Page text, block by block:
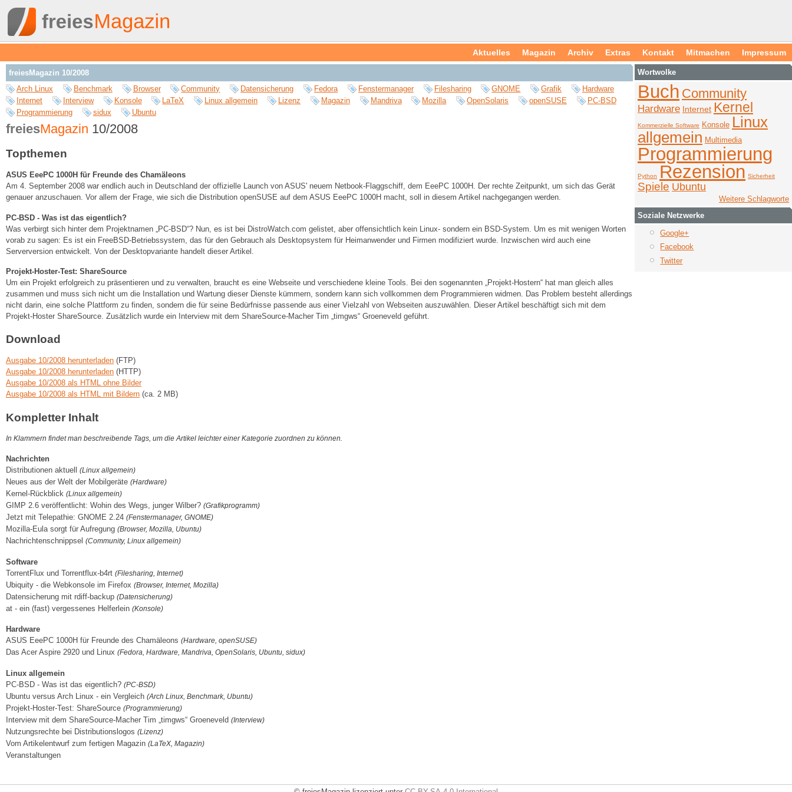
Aktuelles Magazin Archiv Extras Kontakt Mitmachen Impressum
freiesMagazin 10/2008
Arch Linux
Benchmark Browser Community Datensicherung Fedora Fenstermanager Filesharing GNOME Grafik
Hardware
Internet
Interview Konsole LaTeX Linux allgemein Lizenz Magazin Mandriva Mozilla OpenSolaris openSUSE
PC-BSD
Programmierung
sidux Ubuntu
freiesMagazin 10/2008
Topthemen
ASUS EeePC 1000H für Freunde des Chamäleons
Am 4. September 2008 war endlich auch in Deutschland der offizielle Launch von ASUS' neuem Netbook-Flaggschiff, dem EeePC 1000H. Der rechte Zeitpunkt, um sich das Gerät
genauer anzuschauen. Vor allem der Frage, wie sich die Distribution openSUSE auf dem ASUS EeePC 1000H macht, soll in diesem Artikel nachgegangen werden.
PC-BSD - Was ist das eigentlich?
Was verbirgt sich hinter dem Projektnamen „PC-BSD“? Nun, es ist bei DistroWatch.com gelistet, aber offensichtlich kein Linux- sondern ein BSD-System. Um es mit wenigen Worten
vorab zu sagen: Es ist ein FreeBSD-Betriebssystem, das für den Gebrauch als Desktopsystem für Heimanwender und Firmen modifiziert wurde. Inzwischen wird auch eine
Serverversion entwickelt. Von der Desktopvariante handelt dieser Artikel.
Projekt-Hoster-Test: ShareSource
Um ein Projekt erfolgreich zu präsentieren und zu verwalten, braucht es eine Webseite und verschiedene kleine Tools. Bei den sogenannten „Projekt-Hostern“ hat man gleich alles
zusammen und muss sich nicht um die Installation und Wartung dieser Dienste kümmern, sondern kann sich vollkommen dem Programmieren widmen. Das Problem besteht allerdings
nicht darin, eine solche Plattform zu finden, sondern die für seine Bedürfnisse passende aus einer Vielzahl von Webseiten auszuwählen. Dieser Artikel beschäftigt sich mit dem
Projekt-Hoster ShareSource. Zusätzlich wurde ein Interview mit dem ShareSource-Macher Tim „timgws“ Groeneveld geführt.
Download
Ausgabe 10/2008 herunterladen (FTP)
Ausgabe 10/2008 herunterladen (HTTP)
Ausgabe 10/2008 als HTML ohne Bilder
Ausgabe 10/2008 als HTML mit Bildern (ca. 2 MB)
Kompletter Inhalt
In Klammern findet man beschreibende Tags, um die Artikel leichter einer Kategorie zuordnen zu können.
Nachrichten
Distributionen aktuell
(Linux allgemein)
Neues aus der Welt der Mobilgeräte (Hardware)
Kernel-Rückblick (Linux allgemein)
GIMP 2.6 veröffentlicht: Wohin des Wegs, junger Wilber? (Grafikprogramm)
Jetzt mit Telepathie: GNOME 2.24 (Fenstermanager, GNOME)
Mozilla-Eula sorgt für Aufregung (Browser, Mozilla, Ubuntu)
Nachrichtenschnippsel (Community, Linux allgemein)
Software
TorrentFlux und Torrentflux-b4rt (Filesharing, Internet)
Ubiquity - die Webkonsole im Firefox (Browser, Internet, Mozilla)
Datensicherung mit rdiff-backup (Datensicherung)
at - ein (fast) vergessenes Helferlein (Konsole)
Hardware
ASUS EeePC 1000H für Freunde des Chamäleons (Hardware, openSUSE)
Das Acer Aspire 2920 und Linux (Fedora, Hardware, Mandriva, OpenSolaris, Ubuntu, sidux)
Linux allgemein
PC-BSD - Was ist das eigentlich? (PC-BSD)
Ubuntu versus Arch Linux - ein Vergleich (Arch Linux, Benchmark, Ubuntu)
Projekt-Hoster-Test: ShareSource (Programmierung)
Interview mit dem ShareSource-Macher Tim „timgws“ Groeneveld (Interview)
Nutzungsrechte bei Distributionslogos (Lizenz)
Vom Artikelentwurf zum fertigen Magazin (LaTeX, Magazin)
Veranstaltungen
Wortwolke
Buch Community
Hardware Internet Kernel
Kommerzielle Software Konsole Linux
allgemein Multimedia
Programmierung
Python Rezension Sicherheit
Spiele Ubuntu
Weitere Schlagworte
Soziale Netzwerke
Google+
Facebook
Twitter